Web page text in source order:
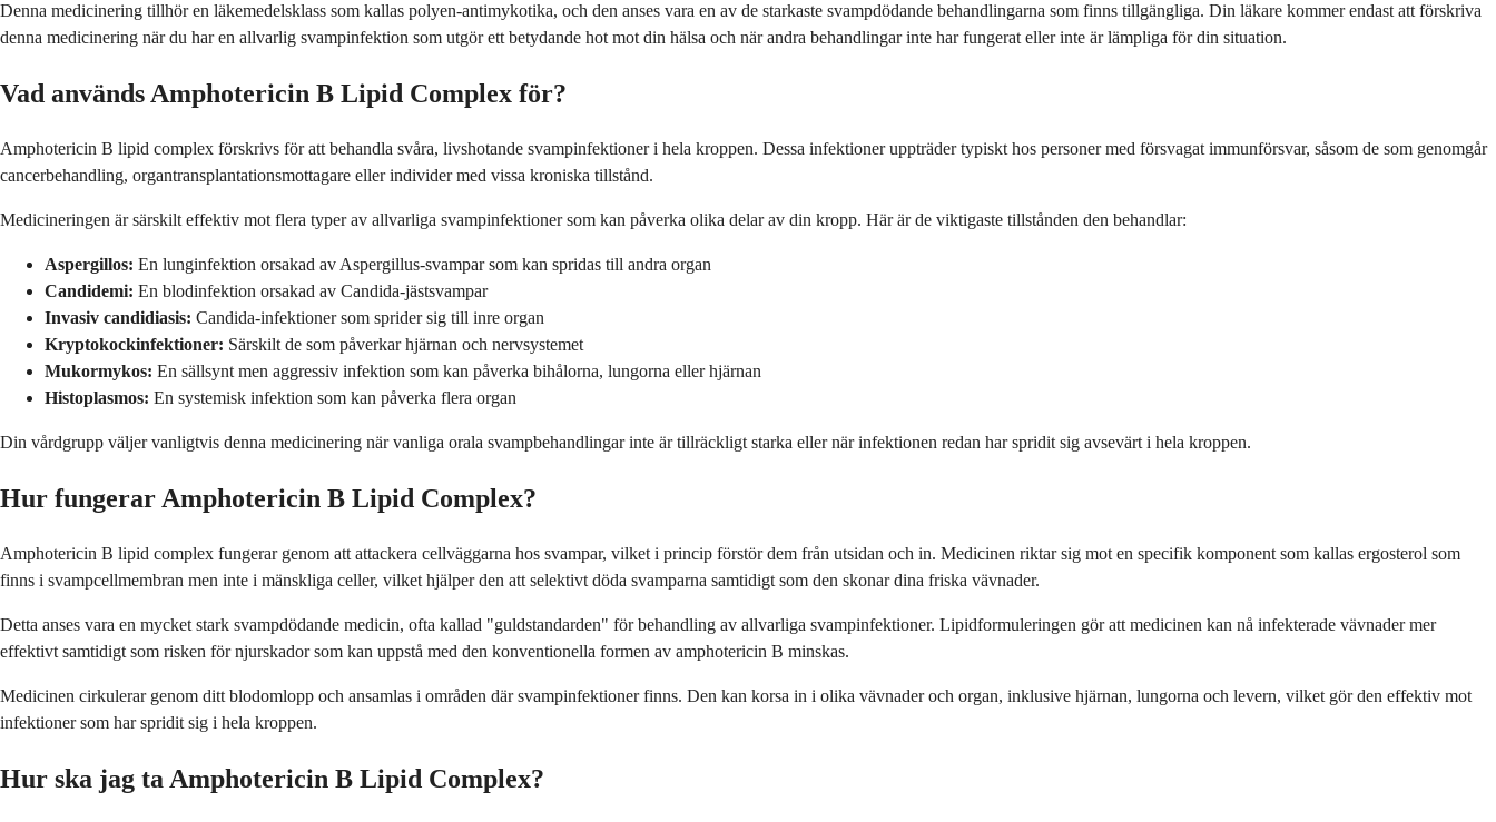
Denna medicinering tillhör en läkemedelsklass som kallas polyen-antimykotika, och den anses vara en av de starkaste svampdödande behandlingarna som finns tillgängliga. Din läkare kommer endast att förskriva
denna medicinering när du har en allvarlig svampinfektion som utgör ett betydande hot mot din hälsa och när andra behandlingar inte har fungerat eller inte är lämpliga för din situation.
Vad används Amphotericin B Lipid Complex för?
Amphotericin B lipid complex förskrivs för att behandla svåra, livshotande svampinfektioner i hela kroppen. Dessa infektioner uppträder typiskt hos personer med försvagat immunförsvar, såsom de som genomgår
cancerbehandling, organtransplantationsmottagare eller individer med vissa kroniska tillstånd.
Medicineringen är särskilt effektiv mot flera typer av allvarliga svampinfektioner som kan påverka olika delar av din kropp. Här är de viktigaste tillstånden den behandlar:
Aspergillos: En lunginfektion orsakad av Aspergillus-svampar som kan spridas till andra organ
Candidemi: En blodinfektion orsakad av Candida-jästsvampar
Invasiv candidiasis: Candida-infektioner som sprider sig till inre organ
Kryptokockinfektioner: Särskilt de som påverkar hjärnan och nervsystemet
Mukormykos: En sällsynt men aggressiv infektion som kan påverka bihålorna, lungorna eller hjärnan
Histoplasmos: En systemisk infektion som kan påverka flera organ
Din vårdgrupp väljer vanligtvis denna medicinering när vanliga orala svampbehandlingar inte är tillräckligt starka eller när infektionen redan har spridit sig avsevärt i hela kroppen.
Hur fungerar Amphotericin B Lipid Complex?
Amphotericin B lipid complex fungerar genom att attackera cellväggarna hos svampar, vilket i princip förstör dem från utsidan och in. Medicinen riktar sig mot en specifik komponent som kallas ergosterol som
finns i svampcellmembran men inte i mänskliga celler, vilket hjälper den att selektivt döda svamparna samtidigt som den skonar dina friska vävnader.
Detta anses vara en mycket stark svampdödande medicin, ofta kallad "guldstandarden" för behandling av allvarliga svampinfektioner. Lipidformuleringen gör att medicinen kan nå infekterade vävnader mer
effektivt samtidigt som risken för njurskador som kan uppstå med den konventionella formen av amphotericin B minskas.
Medicinen cirkulerar genom ditt blodomlopp och ansamlas i områden där svampinfektioner finns. Den kan korsa in i olika vävnader och organ, inklusive hjärnan, lungorna och levern, vilket gör den effektiv mot
infektioner som har spridit sig i hela kroppen.
Hur ska jag ta Amphotericin B Lipid Complex?